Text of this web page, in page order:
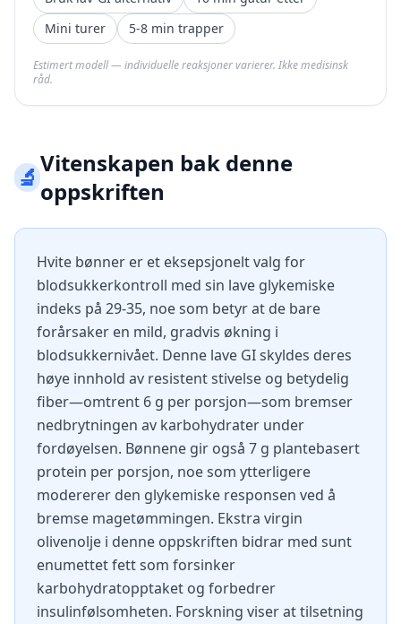
Mini turer
5-8 min trapper
Estimert modell — individuelle reaksjoner varierer. Ikke medisinsk
råd.
🔬Vitenskapen bak denne
oppskriften
Hvite bønner er et eksepsjonelt valg for
blodsukkerkontroll med sin lave glykemiske
indeks på 29-35, noe som betyr at de bare
forårsaker en mild, gradvis økning i
blodsukkernivået. Denne lave GI skyldes deres
høye innhold av resistent stivelse og betydelig
fiber—omtrent 6 g per porsjon—som bremser
nedbrytningen av karbohydrater under
fordøyelsen. Bønnene gir også 7 g plantebasert
protein per porsjon, noe som ytterligere
modererer den glykemiske responsen ved å
bremse magetømmingen. Ekstra virgin
olivenolje i denne oppskriften bidrar med sunt
enumettet fett som forsinker
karbohydratopptaket og forbedrer
insulinfølsomheten. Forskning viser at tilsetning